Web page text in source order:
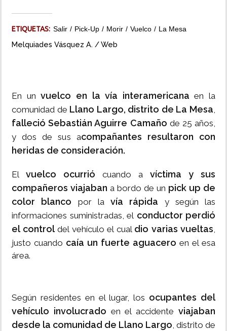
ETIQUETAS: Salir Pick-Up Morir Vuelco La Mesa
Melquiades Vásquez A. / Web
En un vuelco en la vía interamericana en la
comunidad de Llano Largo, distrito de La Mesa,
falleció Sebastián Aguirre Camaño de 25 años,
y dos de sus acompañantes resultaron con
heridas de consideración.
El vuelco ocurrió cuando a víctima y sus
compañeros viajaban a bordo de un pick up de
color blanco por la vía rápida y según las
informaciones suministradas, el conductor perdió
el controldel vehículo el cual dio varias vueltas,
justo cuando caía un fuerte aguacero en el esa
área.
Según residentes en el lugar, los ocupantes del
vehículo involucrado en el accidenteviajaban
desde la comunidad de Llano Largo, distrito de